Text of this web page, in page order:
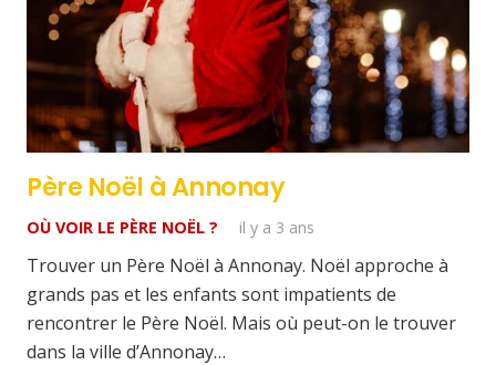
Père Noël à Annonay
OÙ VOIR LE PÈRE NOËL ? il y a 3 ans
Trouver un Père Noël à Annonay. Noël approche à
grands pas et les enfants sont impatients de
rencontrer le Père Noël. Mais où peut-on le trouver
dans la ville d’Annonay…